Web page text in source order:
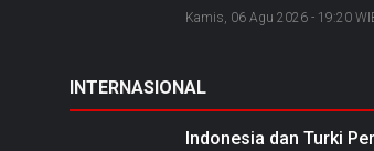
dan Kemitraan Industri
Kamis, 06 Agu 2026 - 19:20
INTERNASIONAL
Indonesia dan Turki